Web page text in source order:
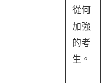
從何
加強
的考
生。